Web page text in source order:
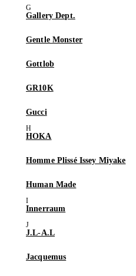
Gallery Dept.
Gentle Monster
Gottlob
GR10K
Gucci
HOKA
Homme Plissé Issey Miyake
Human Made
Innerraum
J.L-A.L
Jacquemus